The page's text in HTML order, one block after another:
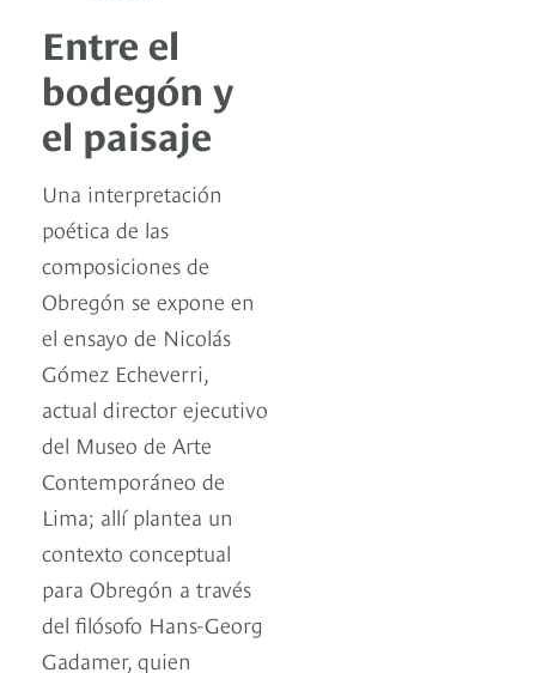
Entre el
bodegón y
el paisaje
Una interpretación
poética de las
composiciones de
Obregón se expone en
el ensayo de Nicolás
Gómez Echeverri,
actual director ejecutivo
del Museo de Arte
Contemporáneo de
Lima; allí plantea un
contexto conceptual
para Obregón a través
del filósofo Hans-Georg
Gadamer, quien